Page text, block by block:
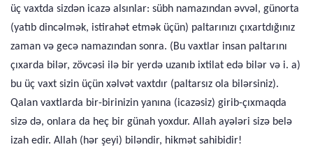
üç vaxtda sizdən icazə alsınlar: sübh namazından əvvəl, günorta
(yatıb dincəlmək, istirahət etmək üçün) paltarınızı çıxartdığınız
zaman və gecə namazından sonra. (Bu vaxtlar insan paltarını
çıxarda bilər, zövcəsi ilə bir yerdə uzanıb ixtilat edə bilər və i. a)
bu üç vaxt sizin üçün xəlvət vaxtdır (paltarsız ola bilərsiniz).
Qalan vaxtlarda bir-birinizin yanına (icazəsiz) girib-çıxmaqda
sizə də, onlara da heç bir günah yoxdur. Allah ayələri sizə belə
izah edir. Allah (hər şeyi) biləndir, hikmət sahibidir!